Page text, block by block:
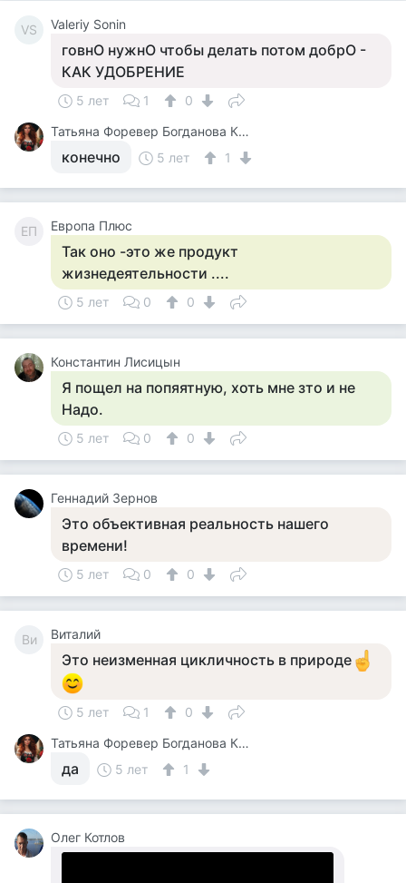
VS Valeriy Sonin
говнО нужнО чтобы делать потом добрО -
КАК УДОБРЕНИЕ
5 лет 1
0
Татьяна Форевер Богданова Картина Дали Пять Минут До Пробуждения Или Кормежки Кошек
конечно 5 лет 1
ЕП Европа Плюс
Так оно -это же продукт
жизнедеятельности ....
5 лет 0 0
Константин Лисицын
Я пощел на попяятную, хоть мне зто и не
Надо.
5 лет 0 0
Геннадий Зернов
Это объективная реальность нашего
времени!
5 лет 0 0
Ви Виталий
Это неизменная цикличность в природе
5 лет 1
0
Татьяна Форевер Богданова Картина Дали Пять Минут До Пробуждения Или Кормежки Кошек
да 5 лет 1
Олег Котлов